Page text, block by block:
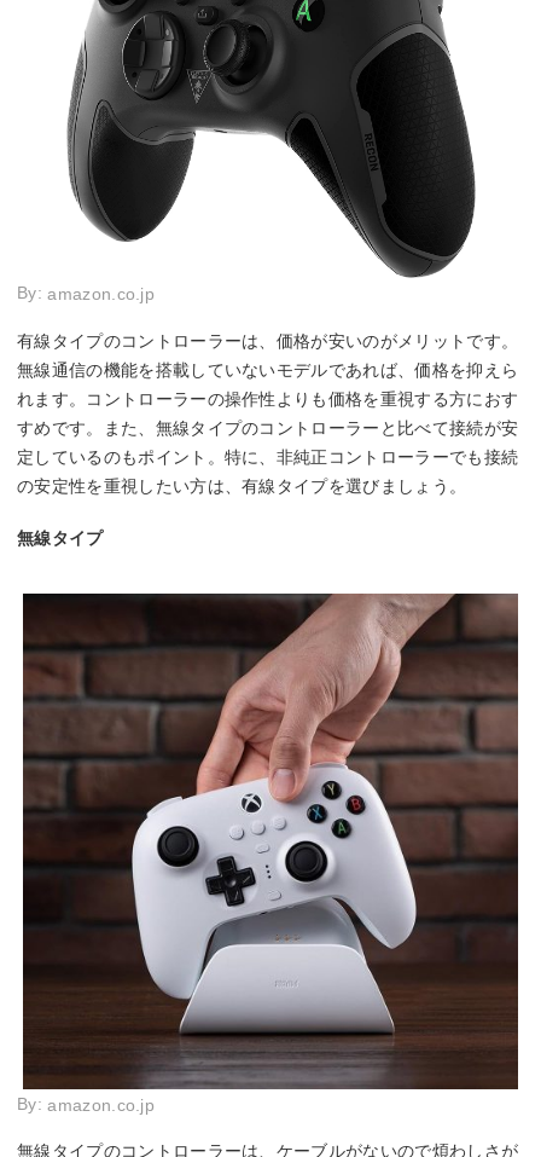
By:amazon.co.jp
有線タイプのコントローラーは、価格が安いのがメリットです。
無線通信の機能を搭載していないモデルであれば、価格を抑えら
れます。コントローラーの操作性よりも価格を重視する方におす
すめです。また、無線タイプのコントローラーと比べて接続が安
定しているのもポイント。特に、非純正コントローラーでも接続
の安定性を重視したい方は、有線タイプを選びましょう。
無線タイプ
By:amazon.co.jp
無線タイプのコントローラーは、ケーブルがないので煩わしさが